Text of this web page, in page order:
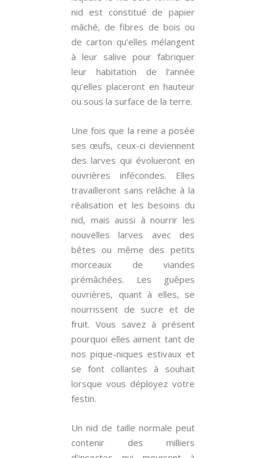
nid est constitué de papier
mâché, de fibres de bois ou
de carton qu’elles mélangent
à leur salive pour fabriquer
leur habitation de l’année
qu’elles placeront en hauteur
ou sous la surface de la terre.
Une fois que la reine a posée
ses œufs, ceux-ci deviennent
des larves qui évolueront en
ouvrières infécondes. Elles
travailleront sans relâche à la
réalisation et les besoins du
nid, mais aussi à nourrir les
nouvelles larves avec des
bêtes ou même des petits
morceaux de viandes
prémâchées. Les guêpes
ouvrières, quant à elles, se
nourrissent de sucre et de
fruit. Vous savez à présent
pourquoi elles aiment tant de
nos pique-niques estivaux et
se font collantes à souhait
lorsque vous déployez votre
festin.
Un nid de taille normale peut
contenir des milliers